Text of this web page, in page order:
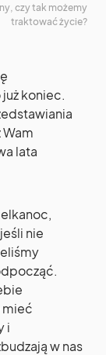
czy tak możemy
traktować życie?
koniec.
Wam
lata
nie
mieć
i
w nas